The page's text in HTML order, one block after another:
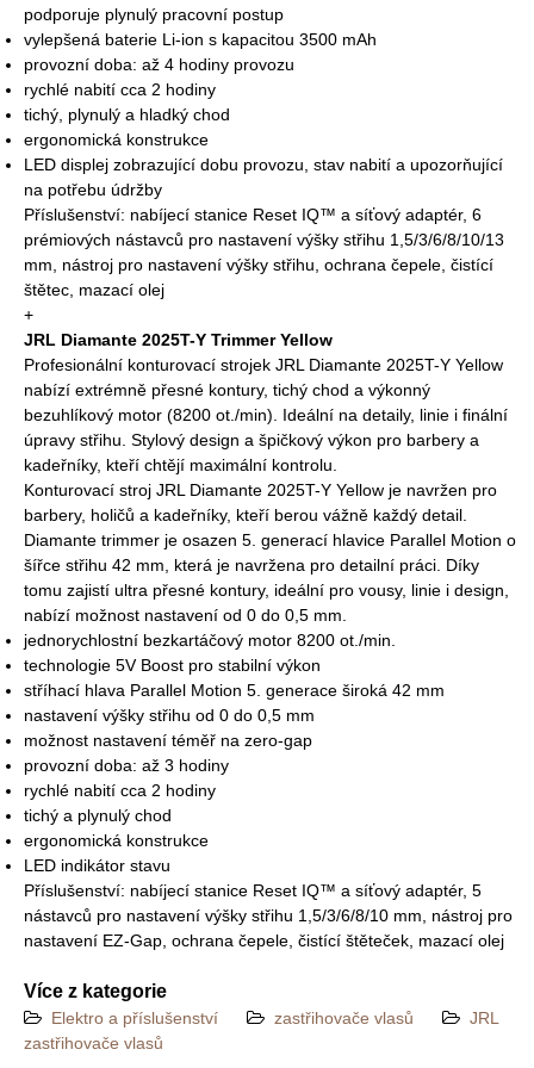
podporuje plynulý pracovní postup
vylepšená baterie Li‑ion s kapacitou 3500 mAh
provozní doba: až 4 hodiny provozu
rychlé nabití cca 2 hodiny
tichý, plynulý a hladký chod
ergonomická konstrukce
LED displej zobrazující dobu provozu, stav nabití a upozorňující
na potřebu údržby
Příslušenství: nabíjecí stanice Reset IQ™ a síťový adaptér, 6
prémiových nástavců pro nastavení výšky střihu 1,5/3/6/8/10/13
mm, nástroj pro nastavení výšky střihu, ochrana čepele, čistící
štětec, mazací olej
+
JRL Diamante 2025T-Y Trimmer Yellow
Profesionální konturovací strojek JRL Diamante 2025T-Y Yellow
nabízí extrémně přesné kontury, tichý chod a výkonný
bezuhlíkový motor (8200 ot./min). Ideální na detaily, linie i finální
úpravy střihu. Stylový design a špičkový výkon pro barbery a
kadeřníky, kteří chtějí maximální kontrolu.
Konturovací stroj JRL Diamante 2025T-Y Yellow je navržen pro
barbery, holičů a kadeřníky, kteří berou vážně každý detail.
Diamante trimmer je osazen 5. generací hlavice Parallel Motion o
šířce střihu 42 mm, která je navržena pro detailní práci. Díky
tomu zajistí ultra přesné kontury, ideální pro vousy, linie i design,
nabízí možnost nastavení od 0 do 0,5 mm.
jednorychlostní bezkartáčový motor 8200 ot./min.
technologie 5V Boost pro stabilní výkon
stříhací hlava Parallel Motion 5. generace široká 42 mm
nastavení výšky střihu od 0 do 0,5 mm
možnost nastavení téměř na zero-gap
provozní doba: až 3 hodiny
rychlé nabití cca 2 hodiny
tichý a plynulý chod
ergonomická konstrukce
LED indikátor stavu
Příslušenství: nabíjecí stanice Reset IQ™ a síťový adaptér, 5
nástavců pro nastavení výšky střihu 1,5/3/6/8/10 mm, nástroj pro
nastavení EZ-Gap, ochrana čepele, čistící štěteček, mazací olej
Více z kategorie
Elektro a příslušenství zastřihovače vlasů
JRL
zastřihovače vlasů